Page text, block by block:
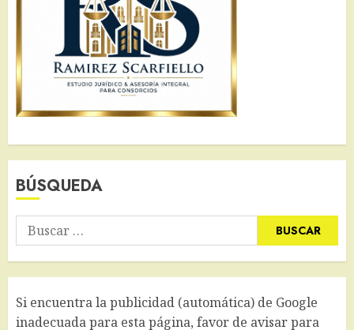
BÚSQUEDA
Buscar:
Si encuentra la publicidad (automática) de Google
inadecuada para esta página, favor de avisar para